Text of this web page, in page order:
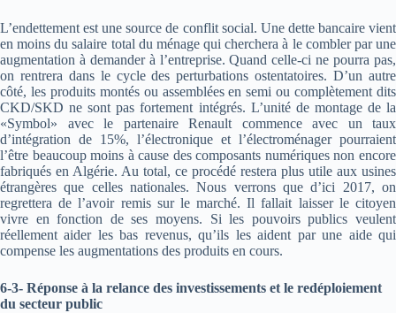
L’endettement est une source de conflit social. Une dette bancaire vient
en moins du salaire total du ménage qui cherchera à le combler par une
augmentation à demander à l’entreprise. Quand celle-ci ne pourra pas,
on rentrera dans le cycle des perturbations ostentatoires. D’un autre
côté, les produits montés ou assemblées en semi ou complètement dits
CKD/SKD ne sont pas fortement intégrés. L’unité de montage de la
«Symbol» avec le partenaire Renault commence avec un taux
d’intégration de 15%, l’électronique et l’électroménager pourraient
l’être beaucoup moins à cause des composants numériques non encore
fabriqués en Algérie. Au total, ce procédé restera plus utile aux usines
étrangères que celles nationales. Nous verrons que d’ici 2017, on
regrettera de l’avoir remis sur le marché. Il fallait laisser le citoyen
vivre en fonction de ses moyens. Si les pouvoirs publics veulent
réellement aider les bas revenus, qu’ils les aident par une aide qui
compense les augmentations des produits en cours.
6-3- Réponse à la relance des investissements et le redéploiement
du secteur public